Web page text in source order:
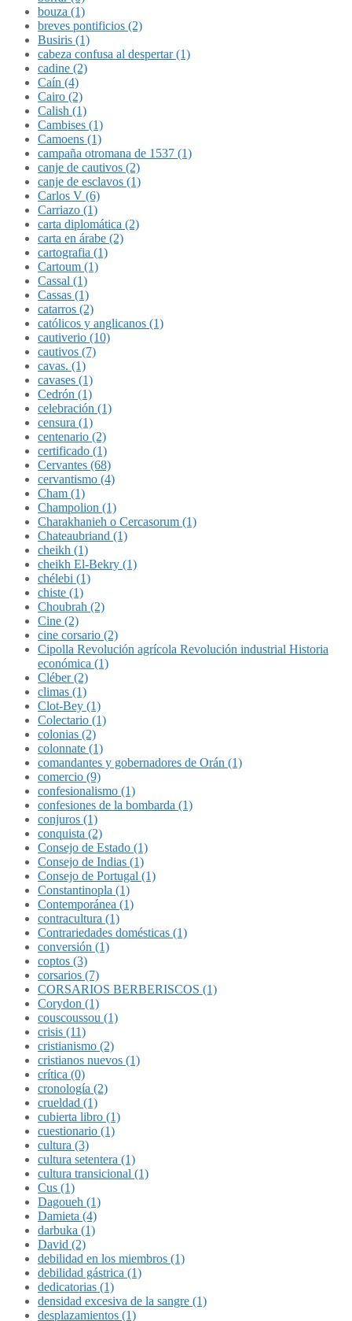
bouza (1)
breves pontificios (2)
Busiris (1)
cabeza confusa al despertar (1)
cadine (2)
Caín (4)
Cairo (2)
Calish (1)
Cambises (1)
Camoens (1)
campaña otromana de 1537 (1)
canje de cautivos (2)
canje de esclavos (1)
Carlos V (6)
Carriazo (1)
carta diplomática (2)
carta en árabe (2)
cartografia (1)
Cartoum (1)
Cassal (1)
Cassas (1)
catarros (2)
católicos y anglicanos (1)
cautiverio (10)
cautivos (7)
cavas. (1)
cavases (1)
Cedrón (1)
celebración (1)
censura (1)
centenario (2)
certificado (1)
Cervantes (68)
cervantismo (4)
Cham (1)
Champolion (1)
Charakhanieh o Cercasorum (1)
Chateaubriand (1)
cheikh (1)
cheikh El-Bekry (1)
chélebi (1)
chiste (1)
Choubrah (2)
Cine (2)
cine corsario (2)
Cipolla Revolución agrícola Revolución industrial Historia
económica (1)
Cléber (2)
climas (1)
Clot-Bey (1)
Colectario (1)
colonias (2)
colonnate (1)
comandantes y gobernadores de Orán (1)
comercio (9)
confesionalismo (1)
confesiones de la bombarda (1)
conjuros (1)
conquista (2)
Consejo de Estado (1)
Consejo de Indias (1)
Consejo de Portugal (1)
Constantinopla (1)
Contemporánea (1)
contracultura (1)
Contrariedades domésticas (1)
conversión (1)
coptos (3)
corsarios (7)
CORSARIOS BERBERISCOS (1)
Corydon (1)
couscoussou (1)
crisis (11)
cristianismo (2)
cristianos nuevos (1)
crítica (0)
cronología (2)
crueldad (1)
cubierta libro (1)
cuestionario (1)
cultura (3)
cultura setentera (1)
cultura transicional (1)
Cus (1)
Dagoueh (1)
Damieta (4)
darbuka (1)
David (2)
debilidad en los miembros (1)
debilidad gástrica (1)
dedicatorias (1)
densidad excesiva de la sangre (1)
desplazamientos (1)